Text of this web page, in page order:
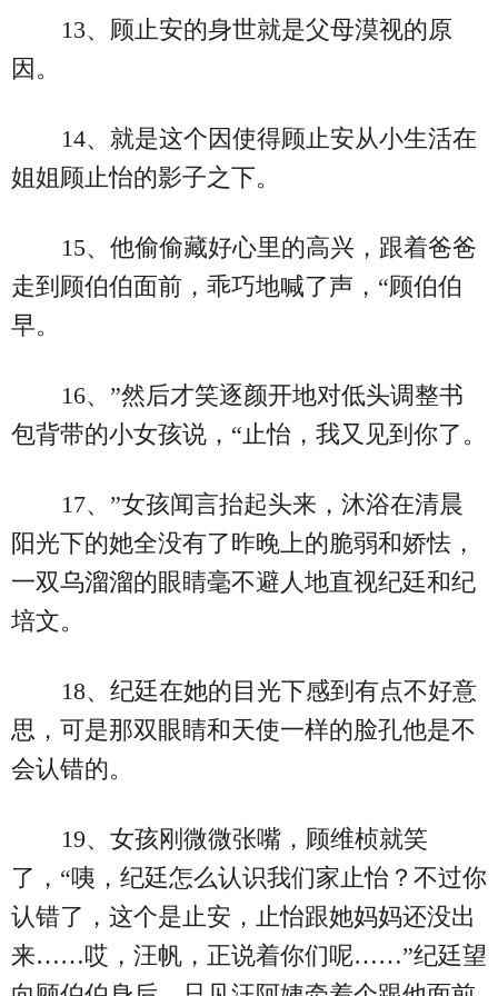
13、顾止安的身世就是父母漠视的原
因。
14、就是这个因使得顾止安从小生活在
姐姐顾止怡的影子之下。
15、他偷偷藏好心里的高兴，跟着爸爸
走到顾伯伯面前，乖巧地喊了声，“顾伯伯
早。
16、”然后才笑逐颜开地对低头调整书
包背带的小女孩说，“止怡，我又见到你了。
17、”女孩闻言抬起头来，沐浴在清晨
阳光下的她全没有了昨晚上的脆弱和娇怯，
一双乌溜溜的眼睛毫不避人地直视纪廷和纪
培文。
18、纪廷在她的目光下感到有点不好意
思，可是那双眼睛和天使一样的脸孔他是不
会认错的。
19、女孩刚微微张嘴，顾维桢就笑
了，“咦，纪廷怎么认识我们家止怡？不过你
认错了，这个是止安，止怡跟她妈妈还没出
来……哎，汪帆，正说着你们呢……”纪廷望